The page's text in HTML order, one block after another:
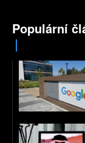
Populární